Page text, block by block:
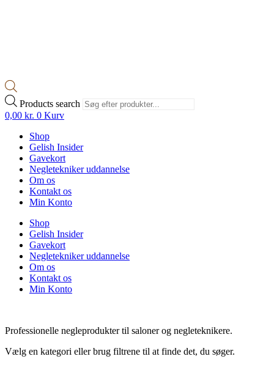
Products search
0,00 kr. 0 Kurv
Shop
Gelish Insider
Gavekort
Negletekniker uddannelse
Om os
Kontakt os
Min Konto
Shop
Gelish Insider
Gavekort
Negletekniker uddannelse
Om os
Kontakt os
Min Konto
Professionelle negleprodukter til saloner og negleteknikere.
Vælg en kategori eller brug filtrene til at finde det, du søger.